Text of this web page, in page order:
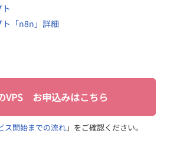
ト「n8n」詳細
VPS お申込みはこちら
ス開始までの流れ」をご確認ください。